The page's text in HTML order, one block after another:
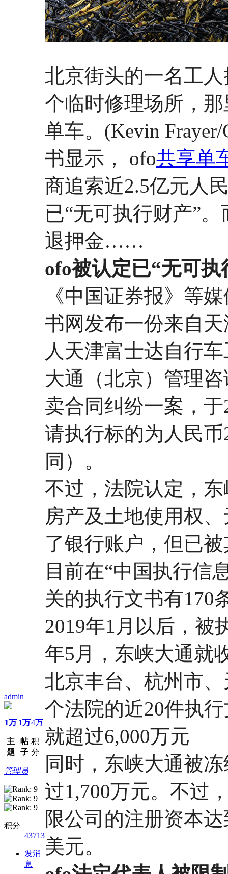
admin
1万
主
题
1万
帖
子
4万
积
分
管理员
积分
43713
发消
息
北京街头的一名工
个临时修理场所，
单车。(Kevin
书显示， ofo共享单
商追索近2.5亿元人
已“无可执行财产”
退押金……
ofo被认定已“无可执
《中国证券报》等
书网发布一份来自
人天津富士达自行
大通（北京）管理
卖合同纠纷一案，
请执行标的为人民币
同）。
不过，法院认定，
房产及土地使用权
了银行账户，但已
目前在“中国执行信
关的执行文书有170
2019年1月以后，被
年5月，东峡大通就
北京丰台、杭州市
个法院的近20件执
就超过6,000万元
同时，东峡大通被
过1,700万元。不过
限公司的注册资本
美元。